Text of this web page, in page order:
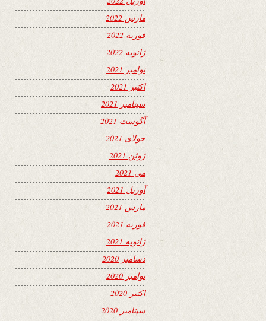
مارس 2022
فوریه 2022
ژانویه 2022
نوامبر 2021
اکتبر 2021
سپتامبر 2021
آگوست 2021
جولای 2021
ژوئن 2021
می 2021
آوریل 2021
مارس 2021
فوریه 2021
ژانویه 2021
دسامبر 2020
نوامبر 2020
اکتبر 2020
سپتامبر 2020